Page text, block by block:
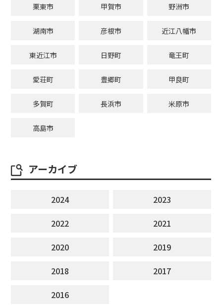
栗東市 甲賀市 野洲市
湖南市 彦根市 近江八幡市
東近江市 日野町 竜王町
愛荘町 豊郷町 甲良町
多賀町 長浜市 米原市
高島市
アーカイブ
2024
2023
2022
2021
2020
2019
2018
2017
2016